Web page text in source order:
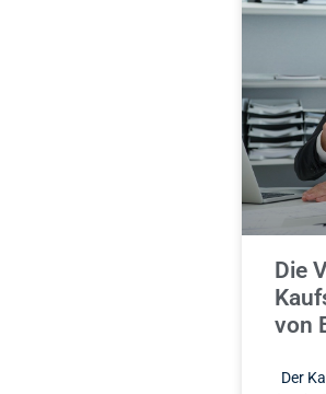
Die
von
Der